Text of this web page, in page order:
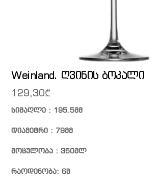
Weinland. ღვინის ბოკალი
129,30₾
სიმაღლე : 195.5მმ
დიამეტრი : 79მმ
მოცულობა : 350მლ
რაოდენობა: 6ც